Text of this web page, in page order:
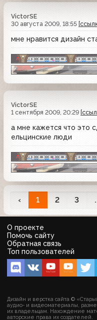
VictorSE
30 августа 2009, 18:55
мне нравится дизайн
VictorSE
1 сентября 2009, 20:29
а мне кажется что это
ельцинские люди
‹ 1 2 3
О проекте
Помочь сайту
Обратная связь
Топ пользователей
Дизайн и верстка сайта ©
аудио- и видеоматериалы,
их владельцам. Нахождение
авторские права их создателей.